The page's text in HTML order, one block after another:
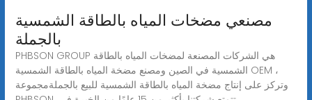
مصنعي مضخات المياه بالطاقة الشمسية
بالجملة
PHBSON GROUP هي الشركات المصنعة لمضخات المياه بالطاقة
الشمسية في الصين ومصنع مضخة المياه بالطاقة الشمسية OEM ،
وتركز على إنتاج مضخة المياه بالطاقة الشمسية للبيع بالجملةمجموعة